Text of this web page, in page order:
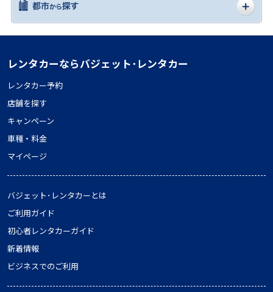
レンタカーならバジェット･レンタカー
レンタカー予約
店舗を探す
キャンペーン
車種・料金
マイページ
バジェット･レンタカーとは
ご利用ガイド
初心者レンタカーガイド
新着情報
ビジネスでのご利用